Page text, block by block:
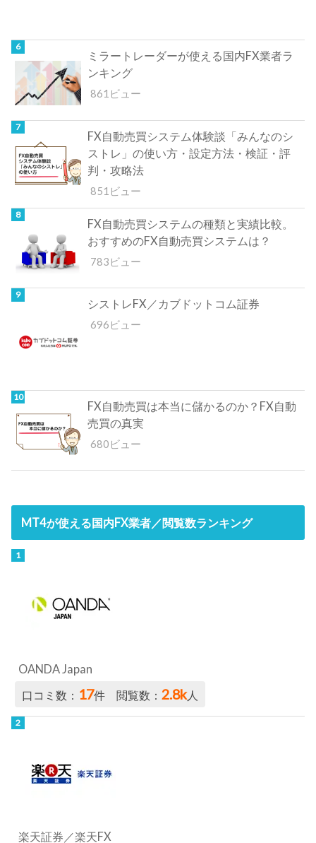
ミラートレーダーが使える国内FX業者ラ
ンキング
861ビュー
FX自動売買システム体験談「みんなのシ
ストレ」の使い方・設定方法・検証・評
判・攻略法
851ビュー
FX自動売買システムの種類と実績比較。
おすすめのFX自動売買システムは？
783ビュー
シストレFX／カブドットコム証券
696ビュー
FX自動売買は本当に儲かるのか？FX自動
売買の真実
680ビュー
MT4が使える国内FX業者／閲覧数ランキング
OANDA Japan
口コミ数： 17件 閲覧数：2.8k人
楽天証券／楽天FX